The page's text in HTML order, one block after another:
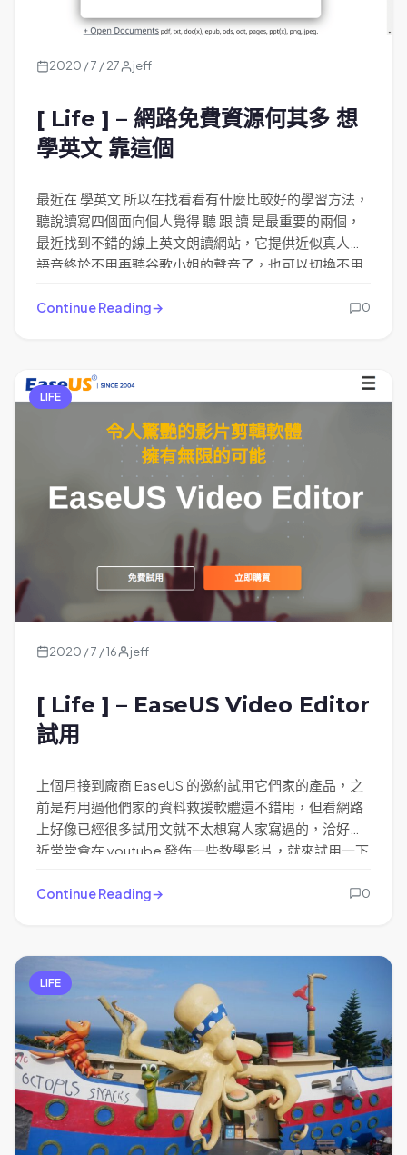
2020 / 7 / 27 jeff
[ Life ] – 網路免費資源何其多 想
學英文 靠這個
最近在 學英文 所以在找看看有什麼比較好的學習方法，
聽說讀寫四個面向個人覺得 聽 跟 讀 是最重要的兩個，
最近找到不錯的線上英文朗讀網站，它提供近似真人的
語音終於不用再聽谷歌小姐的聲音了，也可以切換不用
Continue Reading 0
LIFE
2020 / 7 / 16 jeff
[ Life ] – EaseUS Video Editor
試用
上個月接到廠商 EaseUS 的邀約試用它們家的產品，之
前是有用過他們家的資料救援軟體還不錯用，但看網路
上好像已經很多試用文就不太想寫人家寫過的，洽好最
近常常會在 youtube 發佈一些教學影片，就來試用一下
Continue Reading 0
LIFE